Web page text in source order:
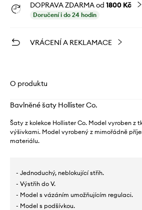
DOPRAVA ZDARMA od 1800 Kč
Doručení i do 24 hodin
VRÁCENÍ A REKLAMACE
O produktu
Bavlněné šaty Hollister Co.
Šaty z kolekce Hollister Co. Model vyroben z
výšivkami. Model vyrobený z mimořádně
materiálu.
- Jednoduchý, neblokující střih.
- Výstřih do V.
- Model s vázáním umožňujícím regulaci.
- Model s podšívkou.